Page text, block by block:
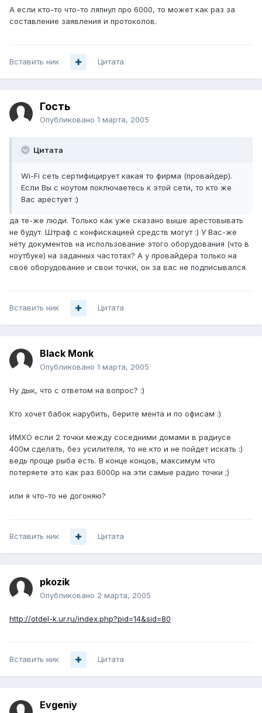
А если кто-то что-то ляпнул про 6000, то может как раз за
составление заявления и протоколов.
Вставить ник Цитата
Гость
Опубликовано 1 марта, 2005
Цитата
Wi-Fi сеть сертифицирует какая то фирма (провайдер).
Если Вы с ноутом поключаетесь к этой сети, то кто же
Вас арестует :)
да те-же люди. Только как уже сказано выше арестовывать
не будут. Штраф с конфискацией средств могут :) У Вас-же
нету документов на использование этого оборудования (что в
ноутбуке) на заданных частотах? А у провайдера только на
своё оборудование и свои точки, он за вас не подписывался.
Вставить ник Цитата
Black Monk
Опубликовано 1 марта, 2005
Ну дык, что с ответом на вопрос? :)
Кто хочет бабок нарубить, берите мента и по офисам :)
ИМХО если 2 точки между соседними домами в радиусе
400м сделать, без усилителя, то не кто и не пойдет искать :)
ведь проще рыба есть. В конце концов, максимум что
потеряете это как раз 6000р на эти самые радио точки ;)
или я что-то не догоняю?
Вставить ник Цитата
pkozik
Опубликовано 2 марта, 2005
http://otdel-k.ur.ru/index.php?pid=14&sid=80
Вставить ник Цитата
Evgeniy